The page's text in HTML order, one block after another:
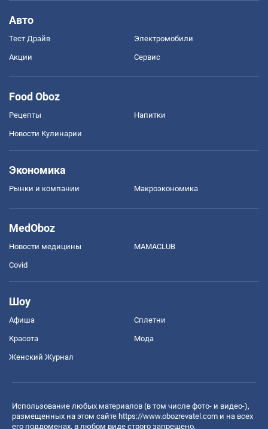
Авто
Тест Драйв Электромобили
Акции Сервис
Food Oboz
Рецепты Напитки
Новости Кулинарии
Экономика
Рынки и компании Mакроэкономика
MedOboz
Новости медицины MAMACLUB
Covid
Шоу
Афиша Сплетни
Красота Мода
Женский Журнал
Использование любых материалов (в том числе фото- и видео-),
размещенных на этом сайте https://www.obozrevatel.com и на всех
его поддоменах, в любом виде строго запрещено.